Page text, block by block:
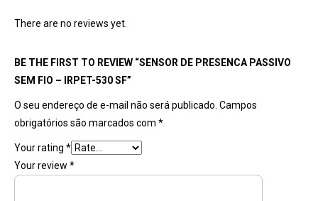
There are no reviews yet.
BE THE FIRST TO REVIEW “SENSOR DE PRESENCA PASSIVO
SEM FIO – IRPET-530 SF”
O seu endereço de e-mail não será publicado. Campos
obrigatórios são marcados com *
Your rating *
Your review *